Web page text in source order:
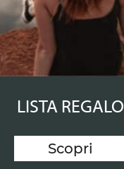
LISTA REGALO
Scopri